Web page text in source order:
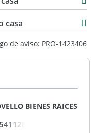
casa
de aviso: PRO-1423406
BIENES RAICES